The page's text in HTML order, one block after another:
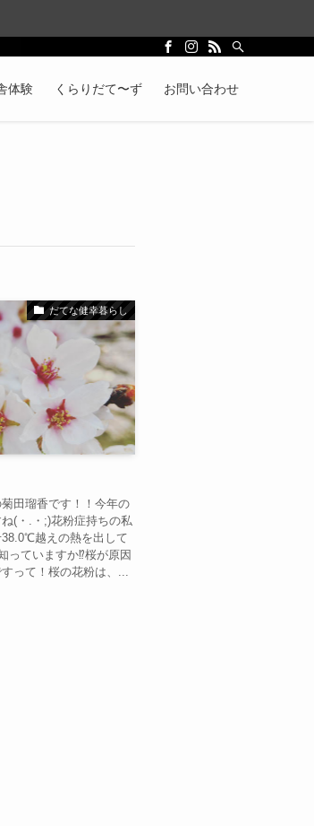
体験 くらりだて〜ず お問い合わせ
だてな健幸暮らし
田瑠香です！！今年の
(・.・;)花粉症持ちの私
越えの熱を出して
っていますか⁉桜が原因
って！桜の花粉は、...